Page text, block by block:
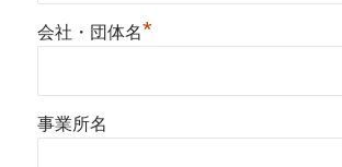
会社・団体名*
事業所名